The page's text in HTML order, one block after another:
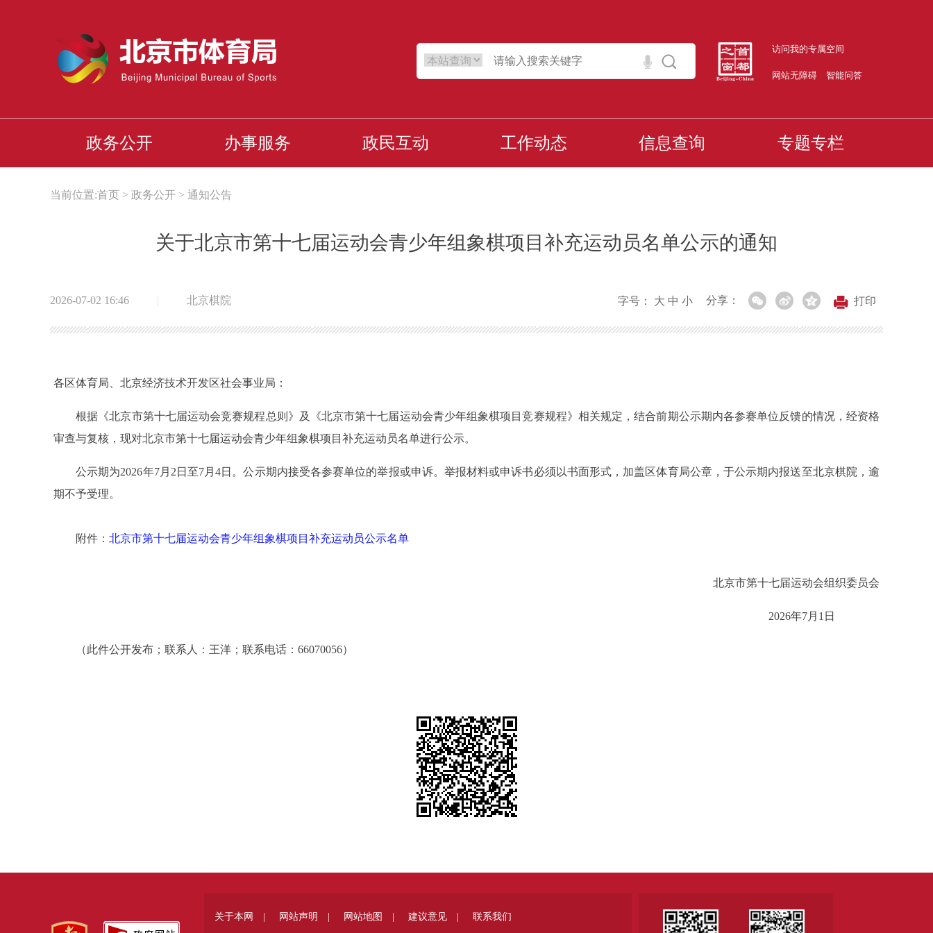
访问我的专属空间
网站无障碍 智能问答
政务公开 办事服务 政民互动 工作动态 信息查询 专题专栏
当前位置:首页 > 政务公开 > 通知公告
关于北京市第十七届运动会青少年组象棋项目补充运动员名单公示的通知
2026-07-02 16:46 | 北京棋院 字号： 大 中 小 分享： 打印
各区体育局、北京经济技术开发区社会事业局：
根据《北京市第十七届运动会竞赛规程总则》及《北京市第十七届运动会青少年组象棋项目竞赛规程》相关规定，结合前期公示期内各参赛单位反馈的情况，经资格
审查与复核，现对北京市第十七届运动会青少年组象棋项目补充运动员名单进行公示。
公示期为2026年7月2日至7月4日。公示期内接受各参赛单位的举报或申诉。举报材料或申诉书必须以书面形式，加盖区体育局公章，于公示期内报送至北京棋院，逾
期不予受理。
附件： 北京市第十七届运动会青少年组象棋项目补充运动员公示名单
北京市第十七届运动会组织委员会
2026年7月1日
（此件公开发布；联系人：王洋；联系电话：66070056）
关于本网 | 网站声明 | 网站地图 | 建议意见 | 联系我们